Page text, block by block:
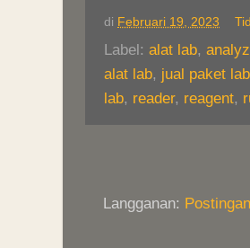
di Februari 19, 2023
Label: alat lab,
alat lab, jual paket lab
lab, reader, reagent,
Langganan: